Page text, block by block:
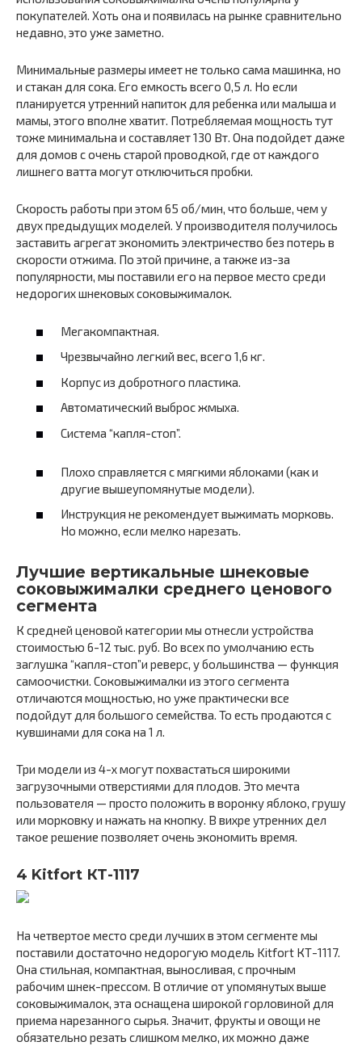
покупателей. Хоть она и появилась на рынке сравнительно
недавно, это уже заметно.
Минимальные размеры имеет не только сама машинка, но
и стакан для сока. Его емкость всего 0,5 л. Но если
планируется утренний напиток для ребенка или малыша и
мамы, этого вполне хватит. Потребляемая мощность тут
тоже минимальна и составляет 130 Вт. Она подойдет даже
для домов с очень старой проводкой, где от каждого
лишнего ватта могут отключиться пробки.
Скорость работы при этом 65 об/мин, что больше, чем у
двух предыдущих моделей. У производителя получилось
заставить агрегат экономить электричество без потерь в
скорости отжима. По этой причине, а также из-за
популярности, мы поставили его на первое место среди
недорогих шнековых соковыжималок.
Мегакомпактная.
Чрезвычайно легкий вес, всего 1,6 кг.
Корпус из добротного пластика.
Автоматический выброс жмыха.
Система “капля-стоп”.
Плохо справляется с мягкими яблоками (как и
другие вышеупомянутые модели).
Инструкция не рекомендует выжимать морковь.
Но можно, если мелко нарезать.
Лучшие вертикальные шнековые
соковыжималки среднего ценового
сегмента
К средней ценовой категории мы отнесли устройства
стоимостью 6-12 тыс. руб. Во всех по умолчанию есть
заглушка “капля-стоп”и реверс, у большинства — функция
самоочистки. Соковыжималки из этого сегмента
отличаются мощностью, но уже практически все
подойдут для большого семейства. То есть продаются с
кувшинами для сока на 1 л.
Три модели из 4-х могут похвастаться широкими
загрузочными отверстиями для плодов. Это мечта
пользователя — просто положить в воронку яблоко, грушу
или морковку и нажать на кнопку. В вихре утренних дел
такое решение позволяет очень экономить время.
4 Kitfort КТ-1117
На четвертое место среди лучших в этом сегменте мы
поставили достаточно недорогую модель Kitfort КТ-1117.
Она стильная, компактная, выносливая, с прочным
рабочим шнек-прессом. В отличие от упомянутых выше
соковыжималок, эта оснащена широкой горловиной для
приема нарезанного сырья. Значит, фрукты и овощи не
обязательно резать слишком мелко, их можно даже